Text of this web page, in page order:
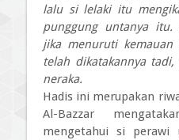
lalu si lelaki itu
punggung untanya itu.
jika menuruti
telah dikatakannya
neraka.
Hadis ini merupakan
Al-Bazzar
mengetahui si perawi